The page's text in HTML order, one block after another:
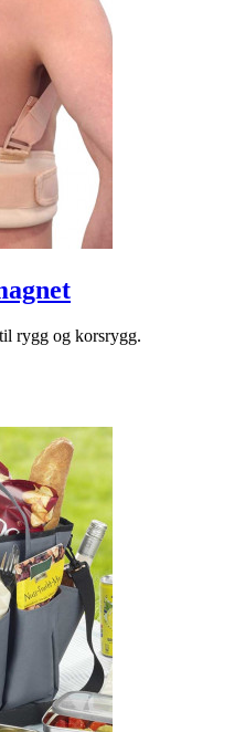
rygg og korsrygg.